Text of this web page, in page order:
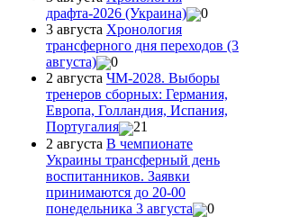
драфта-2026 (Украина)
0
3 августа Хронология
трансферного дня переходов (3
августа)
0
2 августа ЧМ-2028. Выборы
тренеров сборных: Германия,
Европа, Голландия, Испания,
Португалия
21
2 августа В чемпионате
Украины трансферный день
воспитанников. Заявки
принимаются до 20-00
понедельника 3 августа
0